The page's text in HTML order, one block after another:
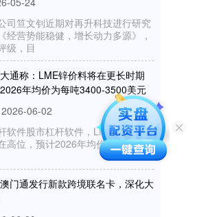
司笪文钊近期对再升科技进行研究
经营势能稳健，增长动力多源》，
级，目
通称：LME锌价料将在更长时期
年均价为每吨3400-3500美元
2026-06-02
软件股市杠杆软件，LME锌价料将
高位，预计2026年均价为每吨
门通发行新款跨境联名卡，深化大
06-20